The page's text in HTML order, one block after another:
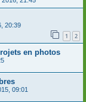
20:39
1 2
en photos
09:01